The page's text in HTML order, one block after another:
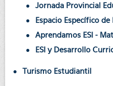
Jornada Provincial
Espacio Específico de
Aprendamos ESI -
ESI y Desarrollo
Turismo Estudiantil